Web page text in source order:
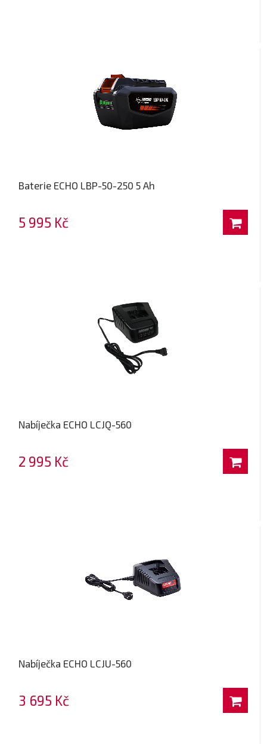
Baterie ECHO LBP-50-250 5 Ah
5 995 Kč
Nabíječka ECHO LCJQ-560
2 995 Kč
Nabíječka ECHO LCJU-560
3 695 Kč